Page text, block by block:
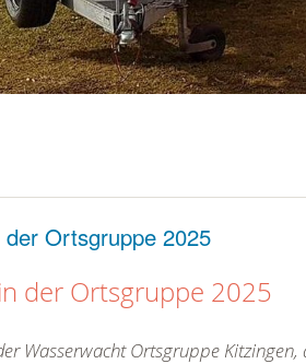
Ortsgruppe 2025
der Ortsgruppe 2025
Wasserwacht Ortsgruppe